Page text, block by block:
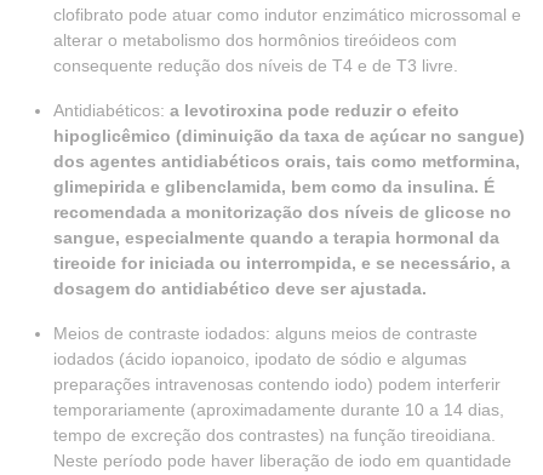
clofibrato pode atuar como indutor enzimático microssomal e
alterar o metabolismo dos hormônios tireóideos com
consequente redução dos níveis de T4 e de T3 livre.
Antidiabéticos: a levotiroxina pode reduzir o efeito
hipoglicêmico (diminuição da taxa de açúcar no sangue)
dos agentes antidiabéticos orais, tais como metformina,
glimepirida e glibenclamida, bem como da insulina. É
recomendada a monitorização dos níveis de glicose no
sangue, especialmente quando a terapia hormonal da
tireoide for iniciada ou interrompida, e se necessário, a
dosagem do antidiabético deve ser ajustada.
Meios de contraste iodados: alguns meios de contraste
iodados (ácido iopanoico, ipodato de sódio e algumas
preparações intravenosas contendo iodo) podem interferir
temporariamente (aproximadamente durante 10 a 14 dias,
tempo de excreção dos contrastes) na função tireoidiana.
Neste período pode haver liberação de iodo em quantidade